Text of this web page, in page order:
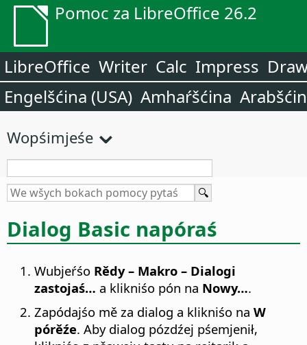
Pomoc za LibreOffice 26.2
LibreOffice Writer Calc Impress
Engelšćina (USA) Amhaŕšćina
Wopśimjeśe
Dialog Basic napóraś
Wubjeŕśo Rědy – Makro – Dialogi
zastojaś… a klikniśo pón na Nowy….
Zapódajśo mě za dialog a klikniśo na W
pórěźe. Aby dialog pózdźej pśemjenił,